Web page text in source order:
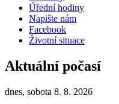
Úřední hodiny
Napište nám
Facebook
Životní situace
Aktuální počasí
dnes, sobota 8. 8. 2026